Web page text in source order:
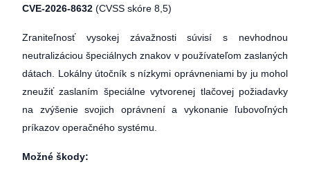
CVE-2026-8632 (CVSS skóre 8,5)
Zraniteľnosť vysokej závažnosti súvisí s nevhodnou
neutralizáciou špeciálnych znakov v používateľom zaslaných
dátach. Lokálny útočník s nízkymi oprávneniami by ju mohol
zneužiť zaslaním špeciálne vytvorenej tlačovej požiadavky
na zvýšenie svojich oprávnení a vykonanie ľubovoľných
príkazov operačného systému.
Možné škody: